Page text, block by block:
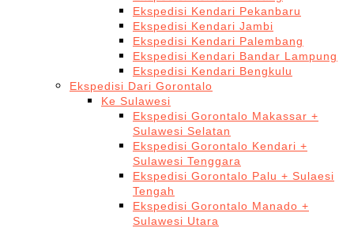
Ekspedisi Kendari Pekanbaru
Ekspedisi Kendari Jambi
Ekspedisi Kendari Palembang
Ekspedisi Kendari Bandar Lampung
Ekspedisi Kendari Bengkulu
Ekspedisi Dari Gorontalo
Ke Sulawesi
Ekspedisi Gorontalo Makassar +
Sulawesi Selatan
Ekspedisi Gorontalo Kendari +
Sulawesi Tenggara
Ekspedisi Gorontalo Palu + Sulaesi
Tengah
Ekspedisi Gorontalo Manado +
Sulawesi Utara